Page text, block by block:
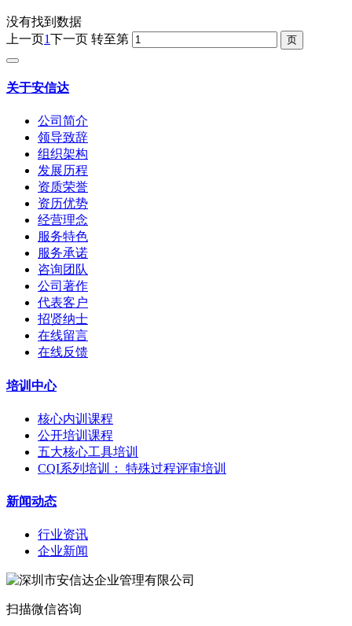
没有找到数据
上一页1下一页 转至第
关于安信达
公司简介
领导致辞
组织架构
发展历程
资质荣誉
资历优势
经营理念
服务特色
服务承诺
咨询团队
公司著作
代表客户
招贤纳士
在线留言
在线反馈
培训中心
核心内训课程
公开培训课程
五大核心工具培训
CQI系列培训： 特殊过程评审培训
新闻动态
行业资讯
企业新闻
扫描微信咨询